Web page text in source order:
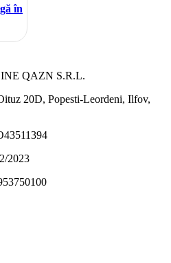
în
QAZN S.R.L.
20D, Popesti-Leordeni, Ilfov,
2023